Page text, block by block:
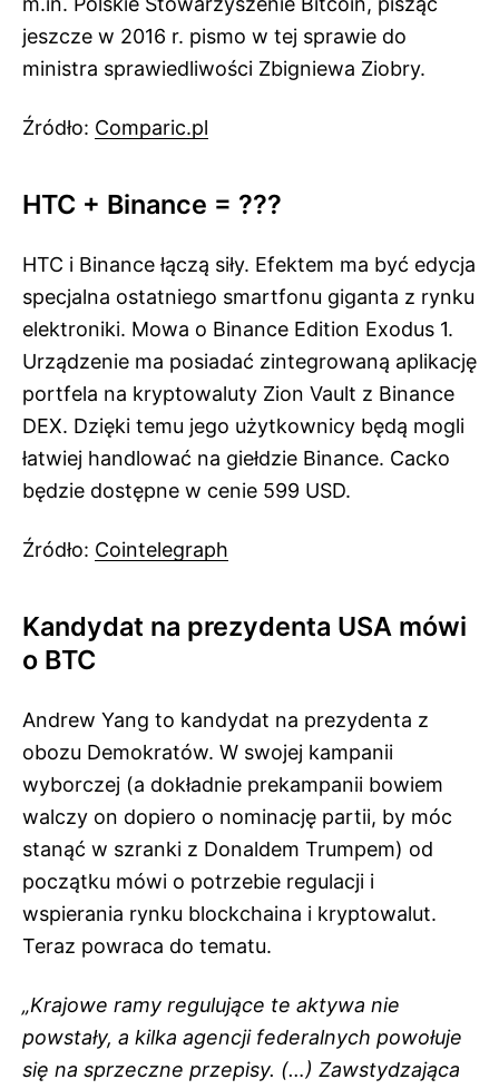
jeszcze w 2016 r. pismo w tej sprawie do
ministra sprawiedliwości Zbigniewa Ziobry.
Źródło: Comparic.pl
HTC + Binance = ???
HTC i Binance łączą siły. Efektem ma być edycja
specjalna ostatniego smartfonu giganta z rynku
elektroniki. Mowa o Binance Edition Exodus 1.
Urządzenie ma posiadać zintegrowaną aplikację
portfela na kryptowaluty Zion Vault z Binance
DEX. Dzięki temu jego użytkownicy będą mogli
łatwiej handlować na giełdzie Binance. Cacko
będzie dostępne w cenie 599 USD.
Źródło: Cointelegraph
Kandydat na prezydenta USA mówi
o BTC
Andrew Yang to kandydat na prezydenta z
obozu Demokratów. W swojej kampanii
wyborczej (a dokładnie prekampanii bowiem
walczy on dopiero o nominację partii, by móc
stanąć w szranki z Donaldem Trumpem) od
początku mówi o potrzebie regulacji i
wspierania rynku blockchaina i kryptowalut.
Teraz powraca do tematu.
„Krajowe ramy regulujące te aktywa nie
powstały, a kilka agencji federalnych powołuje
się na sprzeczne przepisy. (…) Zawstydzająca